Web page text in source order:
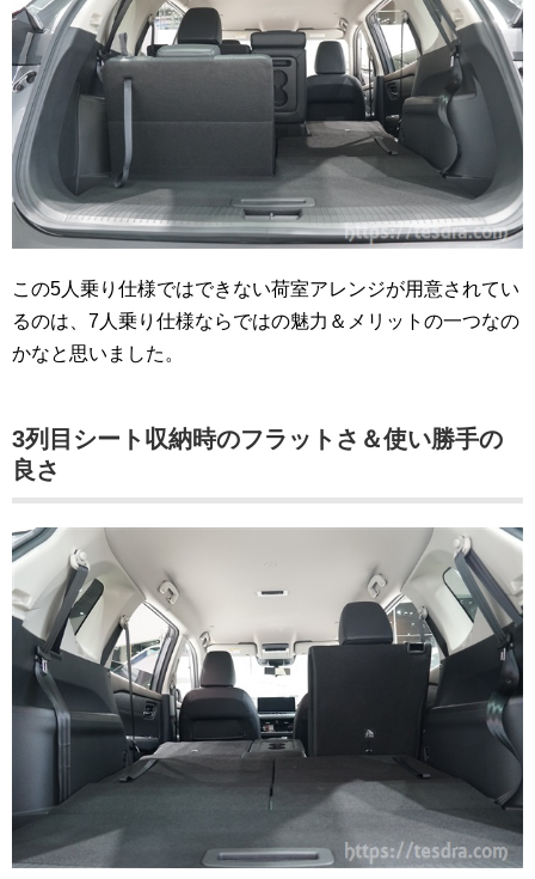
この5人乗り仕様ではできない荷室アレンジが用意されてい
るのは、7人乗り仕様ならではの魅力＆メリットの一つなの
かなと思いました。
3列目シート収納時のフラットさ＆使い勝手の
良さ